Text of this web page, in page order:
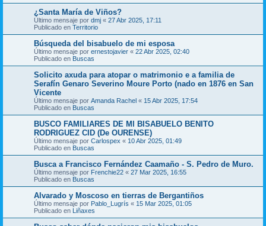
¿Santa María de Viños?
Último mensaje por dmj « 27 Abr 2025, 17:11
Publicado en Territorio
Búsqueda del bisabuelo de mi esposa
Último mensaje por ernestojavier « 22 Abr 2025, 02:40
Publicado en Buscas
Solicito axuda para atopar o matrimonio e a familia de
Serafín Genaro Severino Moure Porto (nado en 1876 en San
Vicente
Último mensaje por Amanda Rachel « 15 Abr 2025, 17:54
Publicado en Buscas
BUSCO FAMILIARES DE MI BISABUELO BENITO
RODRIGUEZ CID (De OURENSE)
Último mensaje por Carlospex « 10 Abr 2025, 01:49
Publicado en Buscas
Busca a Francisco Fernández Caamaño - S. Pedro de Muro.
Último mensaje por Frenchie22 « 27 Mar 2025, 16:55
Publicado en Buscas
Alvarado y Moscoso en tierras de Bergantiños
Último mensaje por Pablo_Lugrís « 15 Mar 2025, 01:05
Publicado en Liñaxes